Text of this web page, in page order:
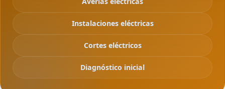
Instalaciones eléctricas
Cortes eléctricos
Diagnóstico inicial